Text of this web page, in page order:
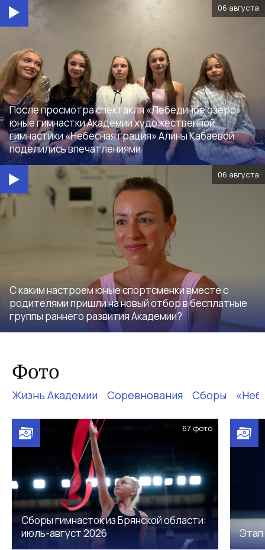
06 августа
После просмотра спектакля «Лебединое озеро»
юные гимнастки Академии художественной
гимнастики «Небесная грация» Алины Кабаевой
поделились впечатлениями
06 августа
С каким настроем юные спортсменки вместе с
родителями пришли на новый отбор в бесплатные
группы раннего развития Академии?
Фото
Жизнь Академии Соревнования Сборы
67 фото
Сборы гимнасток из Брянской области:
июль-август 2026
Этап